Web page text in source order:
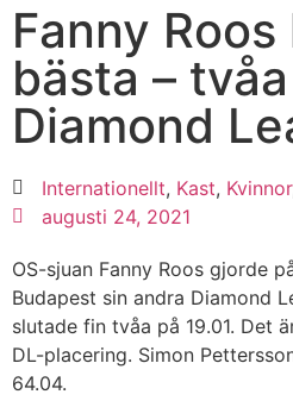
Fanny
bästa –
Diamond
Internationellt, Kast, Kvinnor
augusti 24, 2021
OS-sjuan Fanny Roos gjorde
Budapest sin andra Diamond
slutade fin tvåa på 19.01. Det
DL-placering. Simon
64.04.